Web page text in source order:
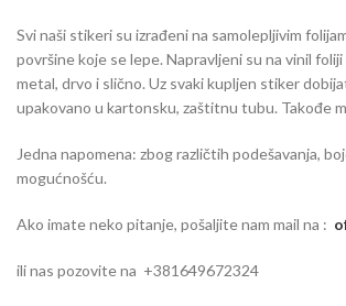
Svi naši stikeri su izrađeni na samolepljivim
površine koje se lepe. Napravljeni su na vinil
metal, drvo i slično. Uz svaki kupljen stiker
upakovano u kartonsku, zaštitnu tubu. Takođe
Jedna napomena: zbog različtih podešavanja,
mogućnošću.
Ako imate neko pitanje, pošaljite nam mail na :
ili nas pozovite na +381649672324